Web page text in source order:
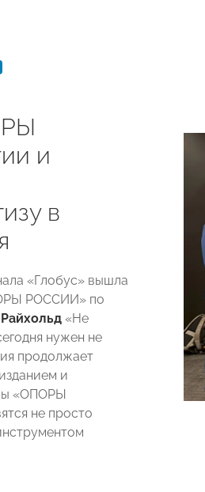
и
в
«Глобус» вышла
РОССИИ» по
«Не
нужен не
продолжает
и
«ОПОРЫ
не просто